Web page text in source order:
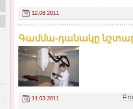
12.08.2011
Գամմա-դանակը
11.03.2011